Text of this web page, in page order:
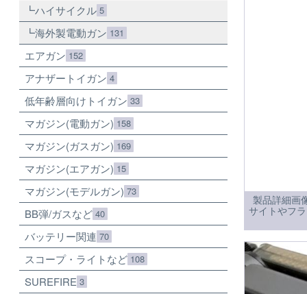
製品詳細画
サイトやフ
ハイサイクル 5
海外製電動ガン 131
エアガン 152
アナザートイガン 4
低年齢層向けトイガン 33
マガジン(電動ガン) 158
マガジン(ガスガン) 169
マガジン(エアガン) 15
マガジン(モデルガン) 73
BB弾/ガスなど 40
バッテリー関連 70
スコープ・ライトなど 108
SUREFIRE 3